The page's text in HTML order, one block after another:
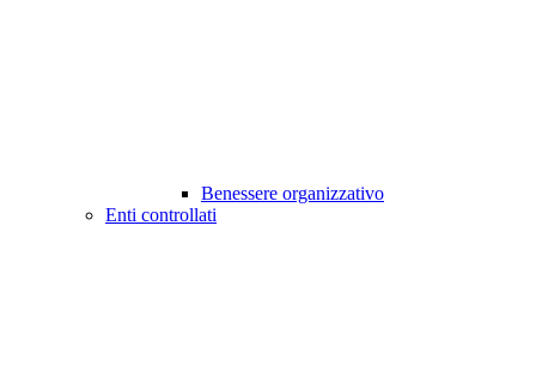
Benessere organizzativo
Enti controllati